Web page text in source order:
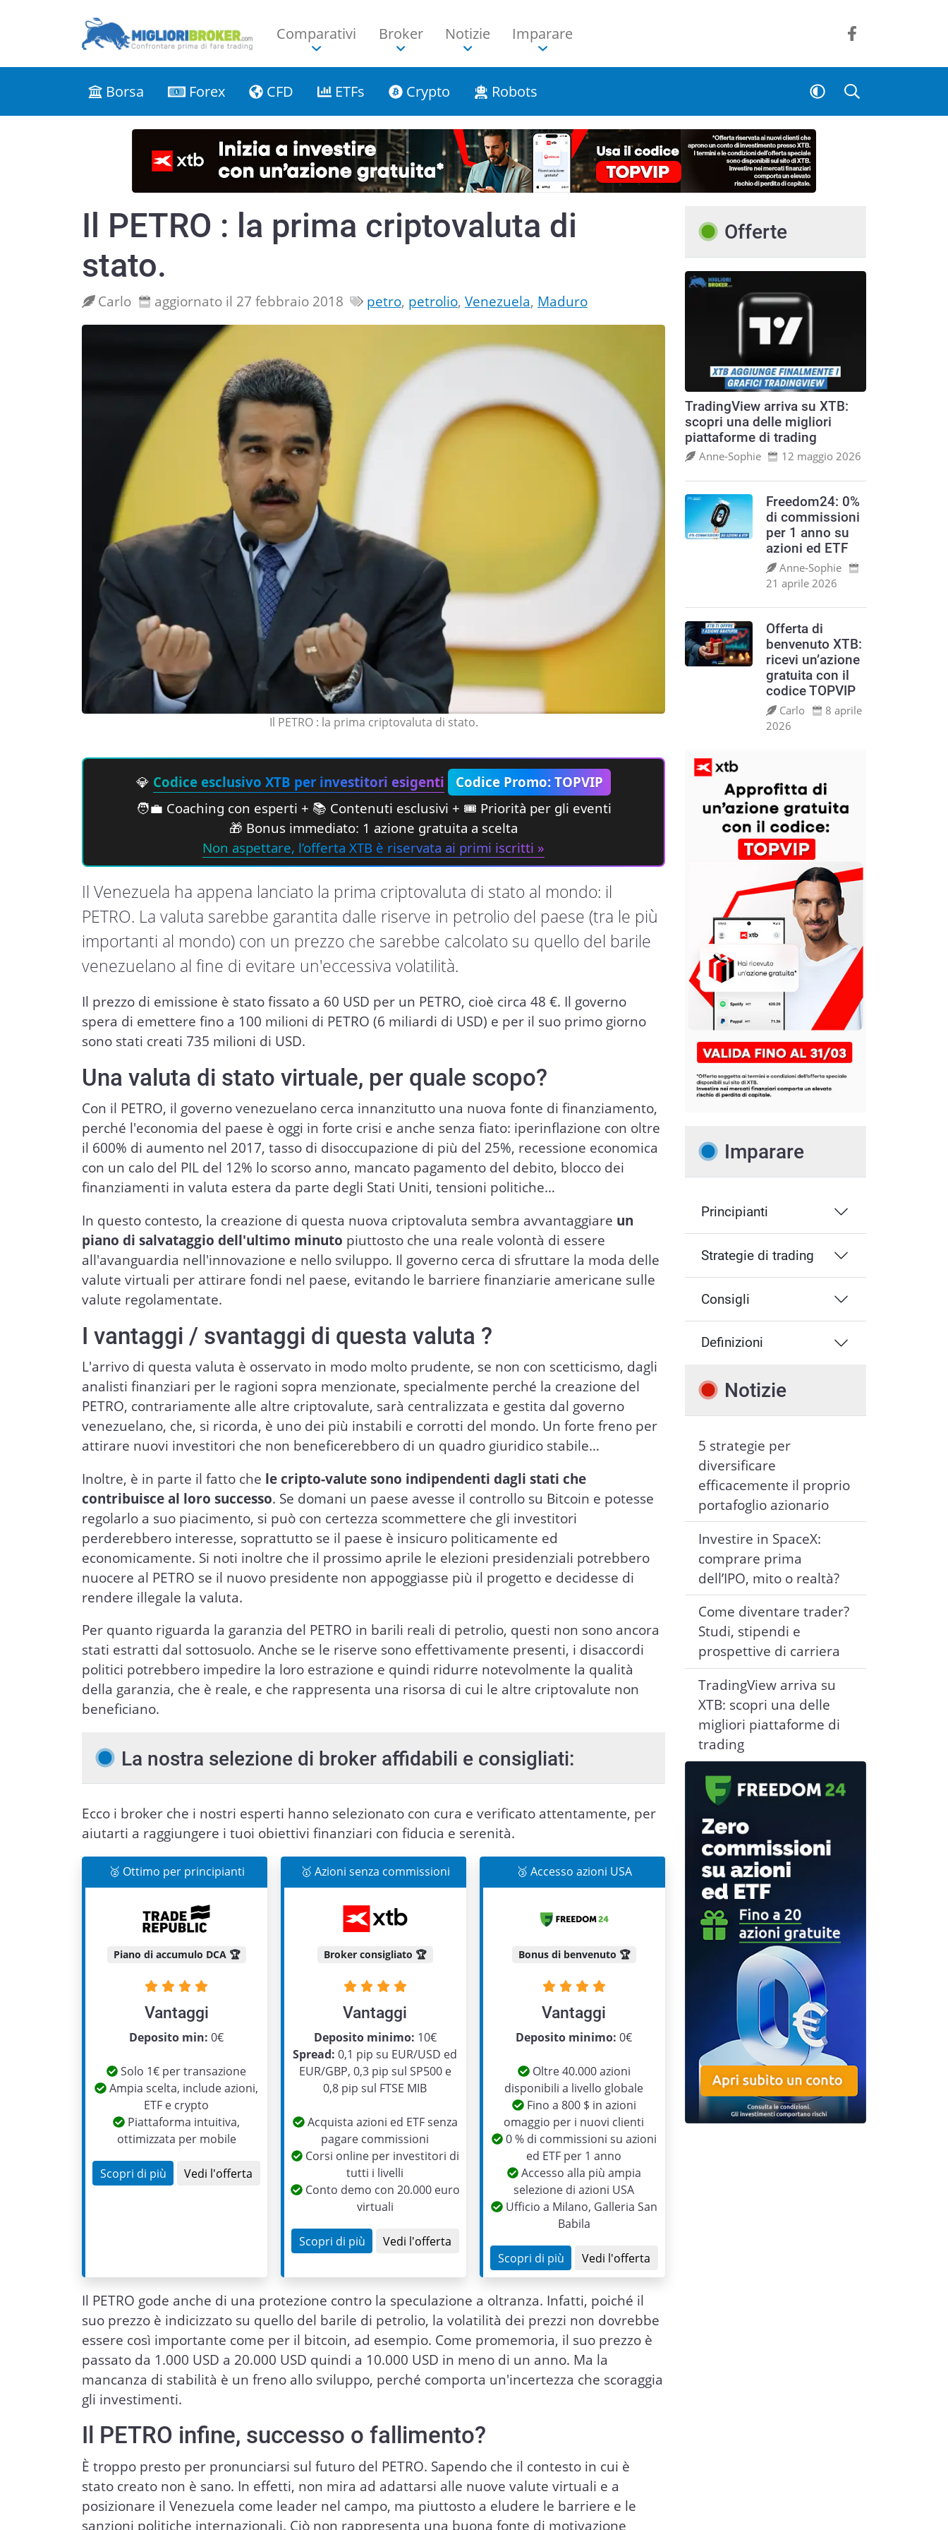
Comparativi Broker Notizie Imparare
Borsa Forex CFD ETFs Crypto Robots
Il PETRO : la prima criptovaluta di
stato.
Carlo aggiornato il 27 febbraio 2018 petro, petrolio, Venezuela, Maduro
Il PETRO : la prima criptovaluta di stato.
💎 Codice esclusivo XTB per investitori esigenti
Codice Promo: TOPVIP
🧑‍💼 Coaching con esperti + 📚 Contenuti esclusivi + 🎟 Priorità per gli eventi
🎁 Bonus immediato: 1 azione gratuita a scelta
Non aspettare, l’offerta XTB è riservata ai primi iscritti »
Il Venezuela ha appena lanciato la prima criptovaluta di stato al mondo: il
PETRO. La valuta sarebbe garantita dalle riserve in petrolio del paese (tra le più
importanti al mondo) con un prezzo che sarebbe calcolato su quello del barile
venezuelano al fine di evitare un'eccessiva volatilità.
Il prezzo di emissione è stato fissato a 60 USD per un PETRO, cioè circa 48 €. Il governo
spera di emettere fino a 100 milioni di PETRO (6 miliardi di USD) e per il suo primo giorno
sono stati creati 735 milioni di USD.
Una valuta di stato virtuale, per quale scopo?
Con il PETRO, il governo venezuelano cerca innanzitutto una nuova fonte di finanziamento,
perché l'economia del paese è oggi in forte crisi e anche senza fiato: iperinflazione con oltre
il 600% di aumento nel 2017, tasso di disoccupazione di più del 25%, recessione economica
con un calo del PIL del 12% lo scorso anno, mancato pagamento del debito, blocco dei
finanziamenti in valuta estera da parte degli Stati Uniti, tensioni politiche…
In questo contesto, la creazione di questa nuova criptovaluta sembra avvantaggiare un
piano di salvataggio dell'ultimo minuto piuttosto che una reale volontà di essere
all'avanguardia nell'innovazione e nello sviluppo. Il governo cerca di sfruttare la moda delle
valute virtuali per attirare fondi nel paese, evitando le barriere finanziarie americane sulle
valute regolamentate.
I vantaggi / svantaggi di questa valuta ?
L'arrivo di questa valuta è osservato in modo molto prudente, se non con scetticismo, dagli
analisti finanziari per le ragioni sopra menzionate, specialmente perché la creazione del
PETRO, contrariamente alle altre criptovalute, sarà centralizzata e gestita dal governo
venezuelano, che, si ricorda, è uno dei più instabili e corrotti del mondo. Un forte freno per
attirare nuovi investitori che non beneficerebbero di un quadro giuridico stabile…
Inoltre, è in parte il fatto che le cripto-valute sono indipendenti dagli stati che
contribuisce al loro successo. Se domani un paese avesse il controllo su Bitcoin e potesse
regolarlo a suo piacimento, si può con certezza scommettere che gli investitori
perderebbero interesse, soprattutto se il paese è insicuro politicamente ed
economicamente. Si noti inoltre che il prossimo aprile le elezioni presidenziali potrebbero
nuocere al PETRO se il nuovo presidente non appoggiasse più il progetto e decidesse di
rendere illegale la valuta.
Per quanto riguarda la garanzia del PETRO in barili reali di petrolio, questi non sono ancora
stati estratti dal sottosuolo. Anche se le riserve sono effettivamente presenti, i disaccordi
politici potrebbero impedire la loro estrazione e quindi ridurre notevolmente la qualità
della garanzia, che è reale, e che rappresenta una risorsa di cui le altre criptovalute non
beneficiano.
La nostra selezione di broker affidabili e consigliati:
Ecco i broker che i nostri esperti hanno selezionato con cura e verificato attentamente, per
aiutarti a raggiungere i tuoi obiettivi finanziari con fiducia e serenità.
🥈 Ottimo per principianti
Piano di accumulo DCA 🏆
Vantaggi
Deposito min: 0€
Solo 1€ per transazione
Ampia scelta, include azioni,
ETF e crypto
Piattaforma intuitiva,
ottimizzata per mobile
Scopri di più Vedi l'offerta
🥇 Azioni senza commissioni
Broker consigliato 🏆
Vantaggi
Deposito minimo: 10€
Spread: 0,1 pip su EUR/USD ed
EUR/GBP, 0,3 pip sul SP500 e
0,8 pip sul FTSE MIB
Acquista azioni ed ETF senza
pagare commissioni
Corsi online per investitori di
tutti i livelli
Conto demo con 20.000 euro
virtuali
Scopri di più Vedi l'offerta
🥉 Accesso azioni USA
Bonus di benvenuto 🏆
Vantaggi
Deposito minimo: 0€
Oltre 40.000 azioni
disponibili a livello globale
Fino a 800 $ in azioni
omaggio per i nuovi clienti
0 % di commissioni su azioni
ed ETF per 1 anno
Accesso alla più ampia
selezione di azioni USA
Ufficio a Milano, Galleria San
Babila
Scopri di più Vedi l'offerta
Il PETRO gode anche di una protezione contro la speculazione a oltranza. Infatti, poiché il
suo prezzo è indicizzato su quello del barile di petrolio, la volatilità dei prezzi non dovrebbe
essere così importante come per il bitcoin, ad esempio. Come promemoria, il suo prezzo è
passato da 1.000 USD a 20.000 USD quindi a 10.000 USD in meno di un anno. Ma la
mancanza di stabilità è un freno allo sviluppo, perché comporta un'incertezza che scoraggia
gli investimenti.
Il PETRO infine, successo o fallimento?
È troppo presto per pronunciarsi sul futuro del PETRO. Sapendo che il contesto in cui è
stato creato non è sano. In effetti, non mira ad adattarsi alle nuove valute virtuali e a
posizionare il Venezuela come leader nel campo, ma piuttosto a eludere le barriere e le
sanzioni politiche internazionali. Ciò non rappresenta una buona fonte di motivazione
Offerte
TradingView arriva su XTB:
scopri una delle migliori
piattaforme di trading
Anne‑Sophie 12 maggio 2026
Freedom24: 0%
di commissioni
per 1 anno su
azioni ed ETF
Anne‑Sophie
21 aprile 2026
Offerta di
benvenuto XTB:
ricevi un’azione
gratuita con il
codice TOPVIP
Carlo
8 aprile
2026
Imparare
Principianti
Strategie di trading
Consigli
Definizioni
Notizie
5 strategie per
diversificare
efficacemente il proprio
portafoglio azionario
Investire in SpaceX:
comprare prima
dell’IPO, mito o realtà?
Come diventare trader?
Studi, stipendi e
prospettive di carriera
TradingView arriva su
XTB: scopri una delle
migliori piattaforme di
trading